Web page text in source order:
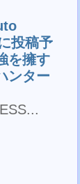
投稿予
を擁す
ンター